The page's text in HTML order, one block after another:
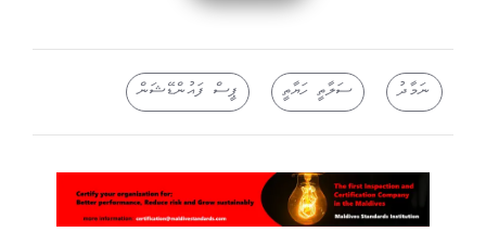
ނަމާދު ސަލާތީ ހަޔާތީ ޕީސް ފައުންޑޭޝަން